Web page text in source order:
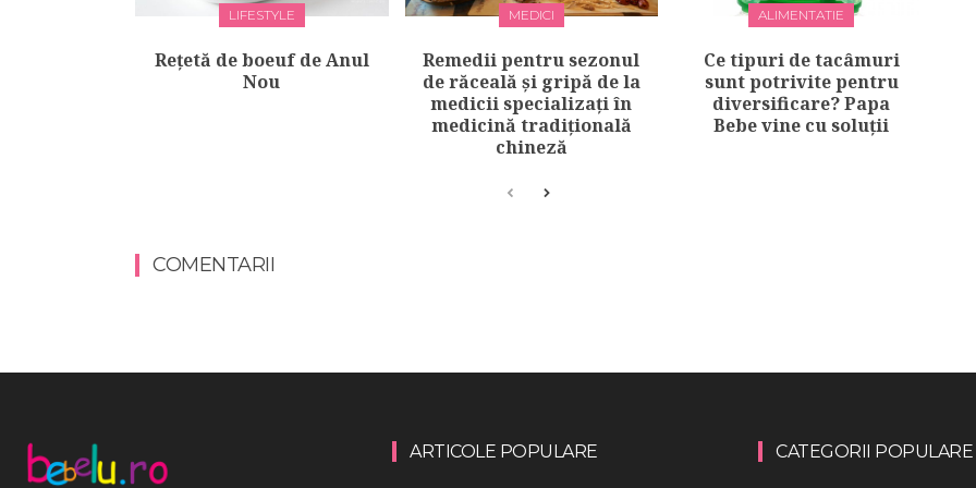
LIFESTYLE
Rețetă de boeuf de Anul
Nou
MEDICI
Remedii pentru sezonul
de răceală și gripă de la
medicii specializați în
medicină tradițională
chineză
ALIMENTATIE
Ce tipuri de tacâmuri
sunt potrivite pentru
diversificare? Papa
Bebe vine cu soluții
COMENTARII
ARTICOLE POPULARE CATEGORII POPULARE